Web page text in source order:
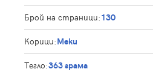
Брой на страници:130
Корици:Меки
Тегло:363 грама